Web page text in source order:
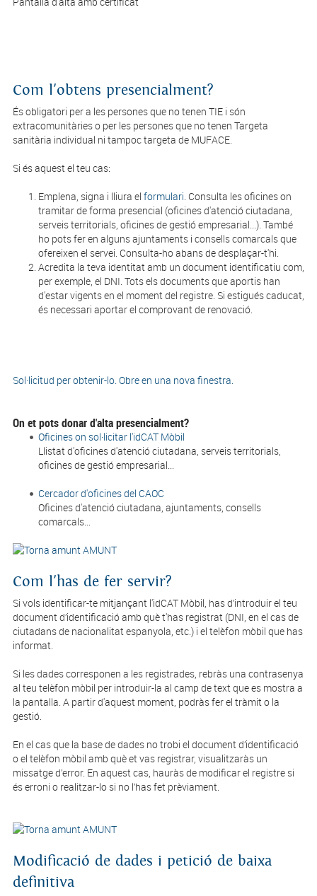
Com l'obtens presencialment?
És obligatori per a les persones que no tenen TIE i són
extracomunitàries o per les persones que no tenen Targeta
sanitària individual ni tampoc targeta de MUFACE.
Si és aquest el teu cas:
Emplena, signa i lliura el formulari. Consulta les oficines on
tramitar de forma presencial (oficines d'atenció ciutadana,
serveis territorials, oficines de gestió empresarial...). També
ho pots fer en alguns ajuntaments i consells comarcals que
ofereixen el servei. Consulta-ho abans de desplaçar-t'hi.
Acredita la teva identitat amb un document identificatiu com,
per exemple, el DNI. Tots els documents que aportis han
d'estar vigents en el moment del registre. Si estigués caducat,
és necessari aportar el comprovant de renovació.
Sol·licitud per obtenir-lo. Obre en una nova finestra.
On et pots donar d'alta presencialment?
Oficines on sol·licitar l'idCAT Mòbil
Llistat d'oficines d'atenció ciutadana, serveis territorials,
oficines de gestió empresarial...
Cercador d'oficines del CAOC
Oficines d'atenció ciutadana, ajuntaments, consells
comarcals...
AMUNT
Com l'has de fer servir?
Si vols identificar-te mitjançant l'idCAT Mòbil, has d’introduir el teu
document d’identificació amb què t'has registrat (DNI, en el cas de
ciutadans de nacionalitat espanyola, etc.) i el telèfon mòbil que has
informat.
Si les dades corresponen a les registrades, rebràs una contrasenya
al teu telèfon mòbil per introduir-la al camp de text que es mostra a
la pantalla. A partir d'aquest moment, podràs fer el tràmit o la
gestió.
En el cas que la base de dades no trobi el document d’identificació
o el telèfon mòbil amb què et vas registrar, visualitzaràs un
missatge d’error. En aquest cas, hauràs de modificar el registre si
és erroni o realitzar-lo si no l’has fet prèviament.
AMUNT
Modificació de dades i petició de baixa
definitiva